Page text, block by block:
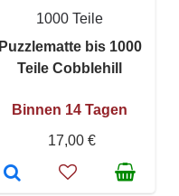
1000 Teile
Puzzlematte bis 1000
Teile Cobblehill
Binnen 14 Tagen
17,00 €